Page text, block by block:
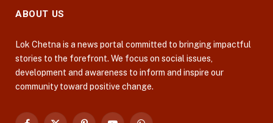
ABOUT US
Lok Chetna is a news portal committed to bringing impactful
stories to the forefront. We focus on social issues,
development and awareness to inform and inspire our
community toward positive change.